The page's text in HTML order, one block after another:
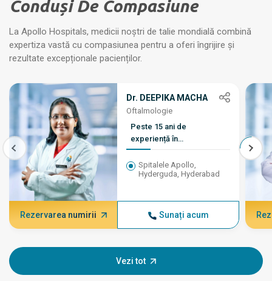
Conduși De Compasiune
La Apollo Hospitals, medicii noștri de talie mondială combină
expertiza vastă cu compasiunea pentru a oferi îngrijire și
rezultate excepționale pacienților.
Dr. DEEPIKA MACHA
Oftalmologie
Peste 15 ani de
experiență în
specializarea MBBS, DO,
DNB, FLVPEI în
oftalmologie pediatrică,
neurooftalmologie
Spitalele Apollo,
Hyderguda, Hyderabad
Rezervarea numirii Sunați acum
Vezi tot